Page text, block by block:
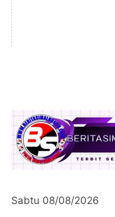
Sabtu 08/08/2026